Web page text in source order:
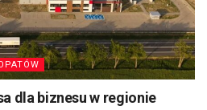
dla biznesu w regionie